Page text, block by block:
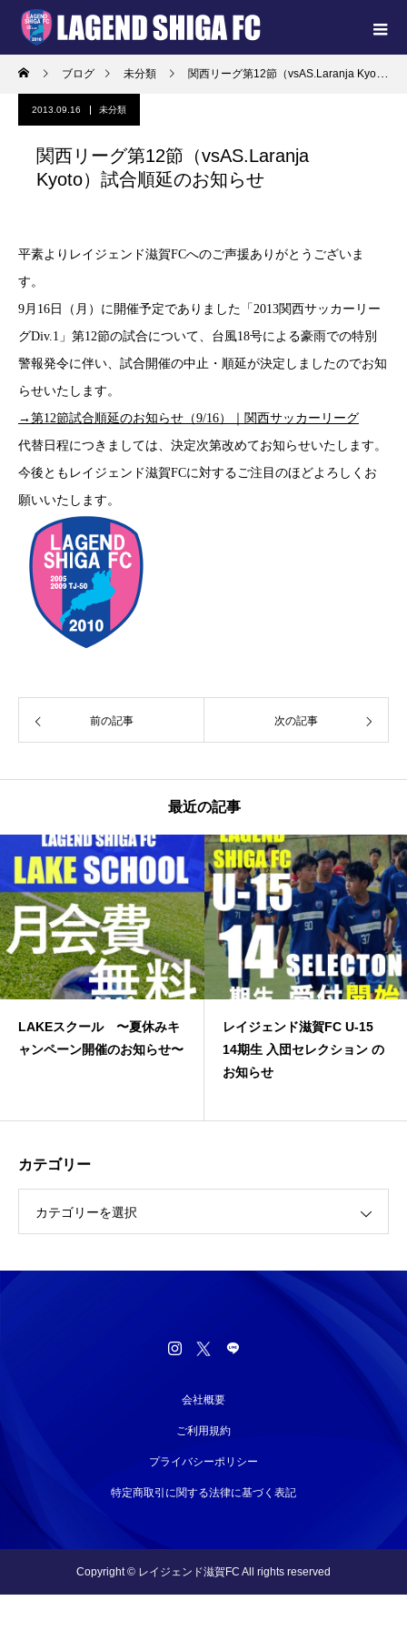
ブログ 未分類 関西リーグ第12節（vsAS.Laranja Kyoto）試合順延のお知らせ
2013.09.16 未分類
関西リーグ第12節（vsAS.Laranja
Kyoto）試合順延のお知らせ
平素よりレイジェンド滋賀FCへのご声援ありがとうございま
す。
9月16日（月）に開催予定でありました「2013関西サッカーリー
グDiv.1」第12節の試合について、台風18号による豪雨での特別
警報発令に伴い、試合開催の中止・順延が決定しましたのでお知
らせいたします。
→第12節試合順延のお知らせ（9/16）｜関西サッカーリーグ
代替日程につきましては、決定次第改めてお知らせいたします。
今後ともレイジェンド滋賀FCに対するご注目のほどよろしくお
願いいたします。
前の記事 次の記事
最近の記事
クール 〜夏休みキ
ン開催のお知らせ〜
レイジェンド滋賀FC U-15
14期生 入団セレクション の
JFA
カテゴリー
カテゴリーを選択
会社概要
ご利用規約
プライバシーポリシー
特定商取引に関する法律に基づく表記
Copyright © レイジェンド滋賀FC All rights reserved